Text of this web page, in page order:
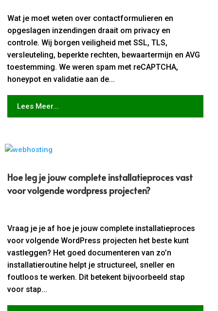
Wat je moet weten over contactformulieren en
opgeslagen inzendingen draait om privacy en
controle. Wij borgen veiligheid met SSL, TLS,
versleuteling, beperkte rechten, bewaartermijn en AVG
toestemming. We weren spam met reCAPTCHA,
honeypot en validatie aan de...
Lees Meer...
Hoe leg je jouw complete installatieproces vast
voor volgende wordpress projecten?
Vraag je je af hoe je jouw complete installatieproces
voor volgende WordPress projecten het beste kunt
vastleggen? Het goed documenteren van zo’n
installatieroutine helpt je structureel, sneller en
foutloos te werken. Dit betekent bijvoorbeeld stap
voor stap...